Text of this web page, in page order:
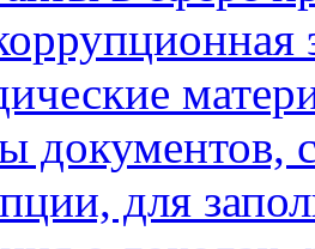
документов,
для